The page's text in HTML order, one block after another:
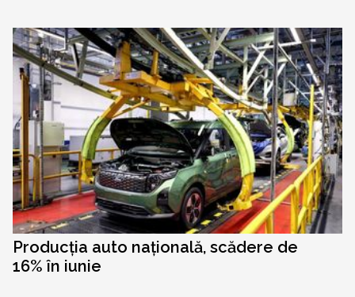
Producția auto națională, scădere de
16% în iunie